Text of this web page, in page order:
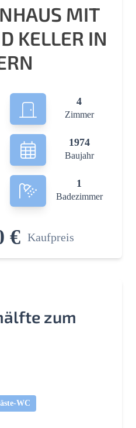
MIT
KELLER IN
4
Zimmer
1974
Baujahr
1
Badezimmer
€ Kaufpreis
zum
WC